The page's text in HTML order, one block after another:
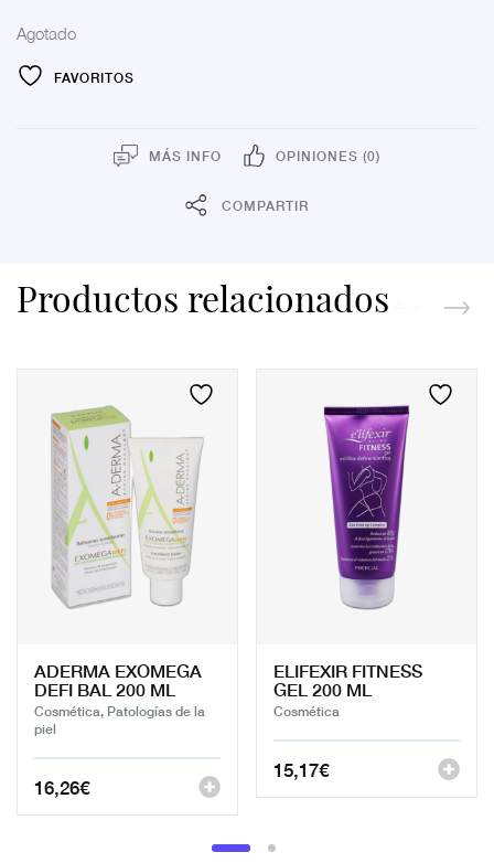
Agotado
FAVORITOS
MÁS INFO OPINIONES (0)
COMPARTIR
Productos relacionados
ADERMA EXOMEGA
DEFI BAL 200 ML
Cosmética, Patologías de la
piel
16,26€
ELIFEXIR FITNESS
GEL 200 ML
Cosmética
15,17€